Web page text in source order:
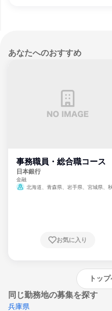
あなたへのおすすめ
事務職員・総合職コース
日本銀行
金融
北海道、青森県、岩手県、宮城県、秋
崎県、熊本県、大分県、宮崎県、鹿児島県
お気に入り
トッ
同じ勤務地の募集を探す
兵庫県